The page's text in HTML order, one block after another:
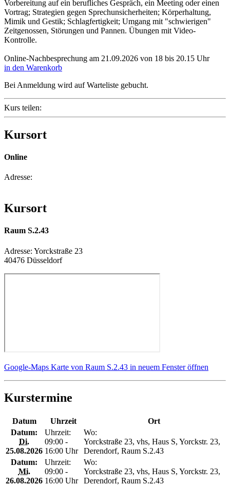
Vorbereitung auf ein berufliches Gespräch, ein Meeting oder einen
Vortrag; Strategien gegen Sprechunsicherheiten; Körperhaltung,
Mimik und Gestik; Schlagfertigkeit; Umgang mit "schwierigen"
Zeitgenossen, Störungen und Pannen. Übungen mit Video-
Kontrolle.
Online-Nachbesprechung am 21.09.2026 von 18 bis 20.15 Uhr
in den Warenkorb
Bei Anmeldung wird auf Warteliste gebucht.
Kurs teilen:
Kursort
Online
Adresse:
Kursort
Raum S.2.43
Adresse: Yorckstraße 23
40476 Düsseldorf
Google-Maps Karte von Raum S.2.43 in neuem Fenster öffnen
Kurstermine
Datum Uhrzeit
Ort
Datum:
Di.
25.08.2026
Uhrzeit:
09:00 -
16:00 Uhr
Wo:
Yorckstraße 23, vhs, Haus S, Yorckstr. 23,
Derendorf, Raum S.2.43
Datum:
Mi.
26.08.2026
Uhrzeit:
09:00 -
16:00 Uhr
Wo:
Yorckstraße 23, vhs, Haus S, Yorckstr. 23,
Derendorf, Raum S.2.43